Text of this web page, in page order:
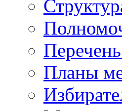
Планы